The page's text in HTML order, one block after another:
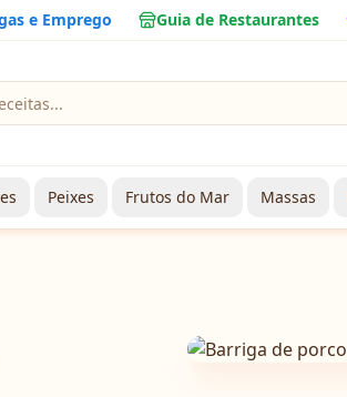
e Emprego Guia de Restaurantes
Peixes Frutos do Mar Massas